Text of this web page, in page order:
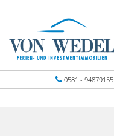
0581 - 94879155